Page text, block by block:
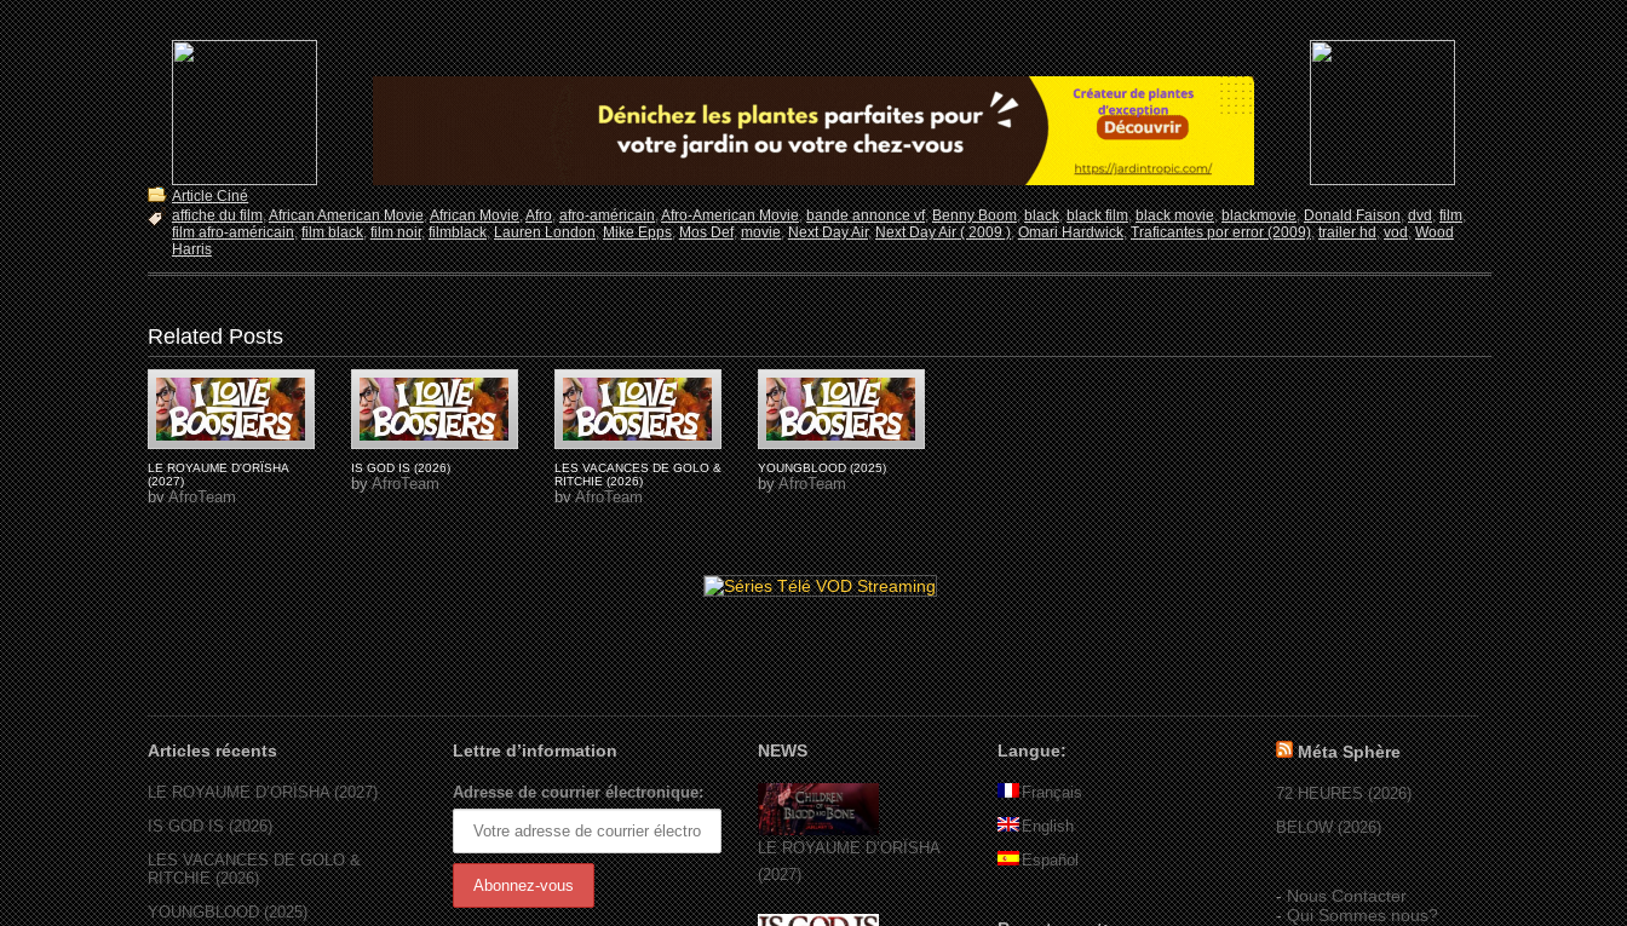
Article Ciné
affiche du film,African American Movie,African Movie,Afro,afro-américain,Afro-American Movie,bande annonce vf,Benny Boom,black,black film,black movie,blackmovie,Donald Faison,dvd,film,
film afro-américain,film black,film noir,filmblack,Lauren London,Mike Epps,Mos Def,movie,Next Day Air,Next Day Air ( 2009 ),Omari Hardwick,Traficantes por error (2009),trailer hd,vod,Wood
Harris
Related Posts
LE ROYAUME D'ORÏSHA
(2027)
byAfroTeam
IS GOD IS (2026)
byAfroTeam
LES VACANCES DE GOLO &
RITCHIE (2026)
byAfroTeam
YOUNGBLOOD (2025)
byAfroTeam
Articles récents
LE ROYAUME D’ORÏSHA (2027)
IS GOD IS (2026)
LES VACANCES DE GOLO &
RITCHIE (2026)
YOUNGBLOOD (2025)
Lettre d’information
Adresse de courrier électronique:
NEWS
LE ROYAUME D’ORÏSHA
(2027)
Langue:
Français
English
Español
Méta Sphère
72 HEURES (2026)
BELOW (2026)
-Nous Contacter
-Qui Sommes nous?